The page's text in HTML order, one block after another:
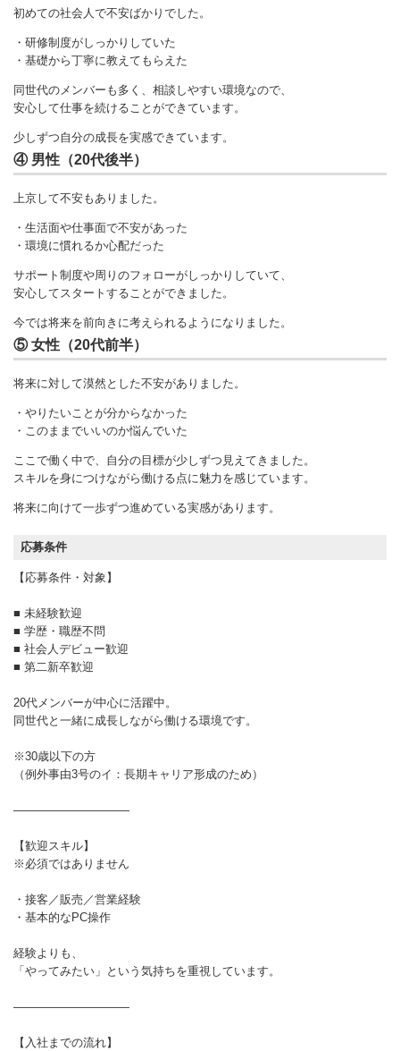
初めての社会人で不安ばかりでした。
・研修制度がしっかりしていた
・基礎から丁寧に教えてもらえた
同世代のメンバーも多く、相談しやすい環境なので、
安心して仕事を続けることができています。
少しずつ自分の成長を実感できています。
④ 男性（20代後半）
上京して不安もありました。
・生活面や仕事面で不安があった
・環境に慣れるか心配だった
サポート制度や周りのフォローがしっかりしていて、
安心してスタートすることができました。
今では将来を前向きに考えられるようになりました。
⑤ 女性（20代前半）
将来に対して漠然とした不安がありました。
・やりたいことが分からなかった
・このままでいいのか悩んでいた
ここで働く中で、自分の目標が少しずつ見えてきました。
スキルを身につけながら働ける点に魅力を感じています。
将来に向けて一歩ずつ進めている実感があります。
応募条件
【応募条件・対象】
■ 未経験歓迎
■ 学歴・職歴不問
■ 社会人デビュー歓迎
■ 第二新卒歓迎
20代メンバーが中心に活躍中。
同世代と一緒に成長しながら働ける環境です。
※30歳以下の方
（例外事由3号のイ：長期キャリア形成のため）
――――――――――
【歓迎スキル】
※必須ではありません
・接客／販売／営業経験
・基本的なPC操作
経験よりも、
「やってみたい」という気持ちを重視しています。
――――――――――
【入社までの流れ】